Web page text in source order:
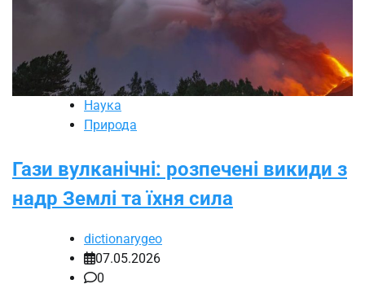
Наука
Природа
Гази вулканічні: розпечені викиди з
надр Землі та їхня сила
dictionarygeo
07.05.2026
0